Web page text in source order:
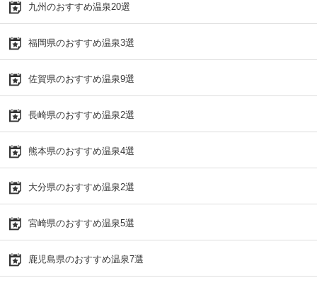
九州のおすすめ温泉20選
福岡県のおすすめ温泉3選
佐賀県のおすすめ温泉9選
長崎県のおすすめ温泉2選
熊本県のおすすめ温泉4選
大分県のおすすめ温泉2選
宮崎県のおすすめ温泉5選
鹿児島県のおすすめ温泉7選